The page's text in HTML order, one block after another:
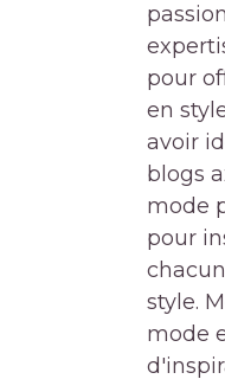
pour
en
avoir
blogs
mode
pour
style.
mode